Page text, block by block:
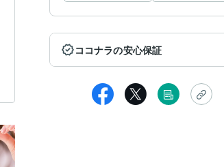
ココナラの安心保証